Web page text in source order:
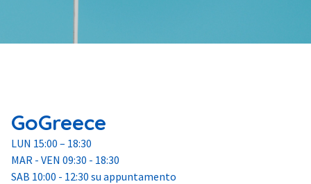
GoGreece
LUN 15:00 – 18:30
MAR - VEN 09:30 - 18:30
SAB 10:00 - 12:30 su appuntamento